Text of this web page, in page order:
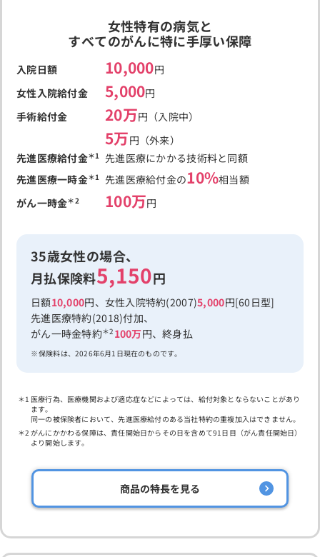
女性特有の病気と
すべてのがんに特に手厚い保障
入院日額 10,000円
女性入院給付金
5,000円
手術給付金
20万円（入院中）
5万円（外来）
先進医療給付金＊1 先進医療にかかる技術料と同額
先進医療一時金＊1 先進医療給付金の10%相当額
がん一時金＊2 100万円
35歳女性の場合、
月払保険料5,150円
日額10,000円、女性入院特約(2007)5,000円[60日型]
先進医療特約(2018)付加、
がん一時金特約＊2 100万円、終身払
保険料は、2026年6月1日現在のものです。
医療行為、医療機関および適応症などによっては、給付対象とならないことがあり
ます。
同一の被保険者において、先進医療給付のある当社特約の重複加入はできません。
がんにかかわる保障は、責任開始日からその日を含めて91日目（がん責任開始日）
より開始します。
商品の特長を見る